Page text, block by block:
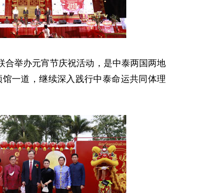
举办元宵节庆祝活动，是中泰两国两地
一道，继续深入践行中泰命运共同体理